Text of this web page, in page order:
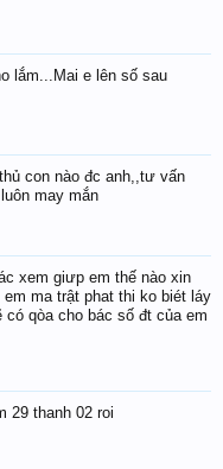
lắm...Mai e lên số sau
con nào đc anh,,tư vấn
may mắn
xem giưp em thế nào xin
ma trật phat thi ko biét láy
qòa cho bác số đt của em
29 thanh 02 roi